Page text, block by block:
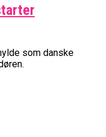
som danske